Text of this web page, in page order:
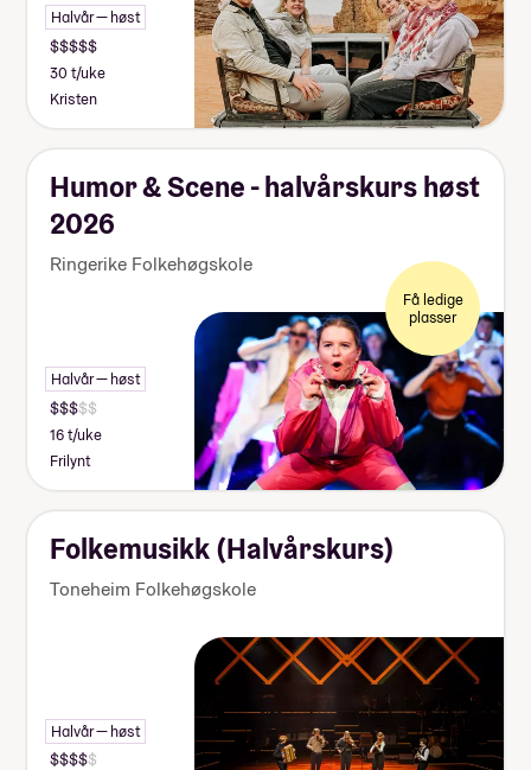
Halvår — høst
30 t/uke
Kristen
Humor & Scene - halvårskurs høst
2026
Ringerike Folkehøgskole
Få ledige
plasser
Halvår — høst
16 t/uke
Frilynt
Folkemusikk (Halvårskurs)
Toneheim Folkehøgskole
Halvår — høst